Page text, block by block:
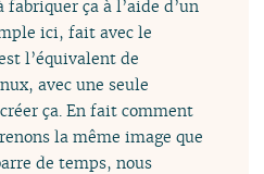
ça à l’aide d’un
ici, fait avec le
l’équivalent de
avec une seule
ça. En fait comment
la même image que
de temps, nous